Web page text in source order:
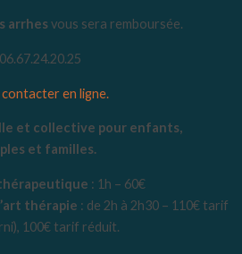
arrhesvous sera remboursée.
contacter en ligne.
et collective pour enfants,
et familles.
: 1h – 60€
thérapie : de 2h à 2h30 – 110€ tarif
100€ tarif réduit.